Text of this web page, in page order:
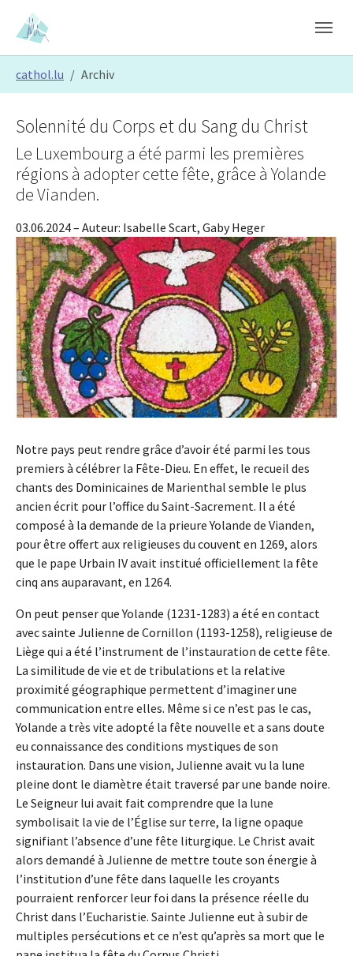
Skip to main content
Skip to page footer
cathol.lu Archiv
Solennité du Corps et du Sang du Christ
Le Luxembourg a été parmi les premières
régions à adopter cette fête, grâce à Yolande
de Vianden.
03.06.2024– Auteur: Isabelle Scart, Gaby Heger
Notre pays peut rendre grâce d’avoir été parmi les tous
premiers à célébrer la Fête-Dieu. En effet, le recueil des
chants des Dominicaines de Marienthal semble le plus
ancien écrit pour l’office du Saint-Sacrement. Il a été
composé à la demande de la prieure Yolande de Vianden,
pour être offert aux religieuses du couvent en 1269, alors
que le pape Urbain IV avait institué officiellement la fête
cinq ans auparavant, en 1264.
On peut penser que Yolande (1231-1283) a été en contact
avec sainte Julienne de Cornillon (1193-1258), religieuse de
Liège qui a été l’instrument de l’instauration de cette fête.
La similitude de vie et de tribulations et la relative
proximité géographique permettent d’imaginer une
communication entre elles. Même si ce n’est pas le cas,
Yolande a très vite adopté la fête nouvelle et a sans doute
eu connaissance des conditions mystiques de son
instauration. Dans une vision, Julienne avait vu la lune
pleine dont le diamètre était traversé par une bande noire.
Le Seigneur lui avait fait comprendre que la lune
symbolisait la vie de l’Église sur terre, la ligne opaque
signifiant l’absence d’une fête liturgique. Le Christ avait
alors demandé à Julienne de mettre toute son énergie à
l’institution d’une fête dans laquelle les croyants
pourraient renforcer leur foi dans la présence réelle du
Christ dans l’Eucharistie. Sainte Julienne eut à subir de
multiples persécutions et ce n’est qu’après sa mort que le